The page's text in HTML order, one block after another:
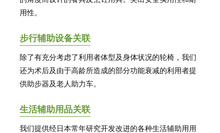
用性。
步行辅助设备关联
除了有充分考虑了利用者体型及身体状况的轮椅，我们
还为术后及由于高龄所造成的部分功能衰减的利用者提
供助步器及老人助力车。
生活辅助用品关联
我们提供经日本常年研究开发改进的各种生活辅助用用